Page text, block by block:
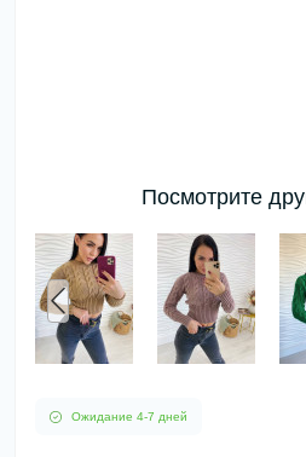
Посмотрите
Ожидание 4-7 дней